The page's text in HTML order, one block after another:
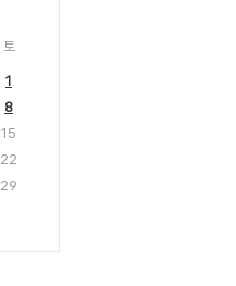
토
1
8
15
22
29